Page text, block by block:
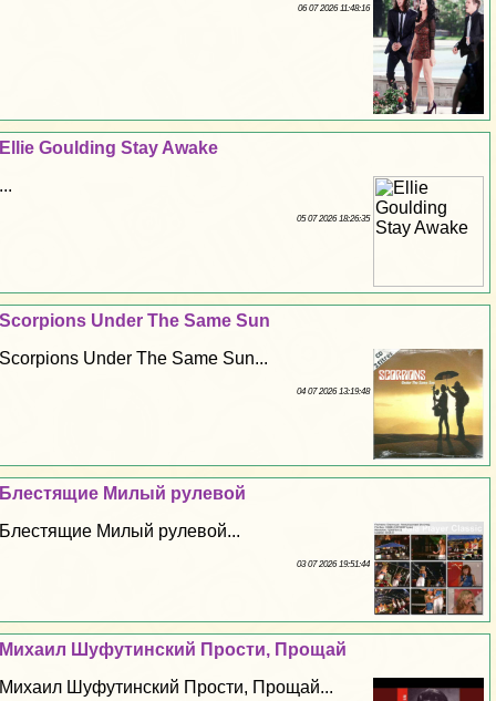
06 07 2026 11:48:16
Ellie Goulding Stay Awake
...
05 07 2026 18:26:35
Scorpions Under The Same Sun
Scorpions Under The Same Sun...
04 07 2026 13:19:48
Блестящие Милый рулевой
Блестящие Милый рулевой...
03 07 2026 19:51:44
Михаил Шуфутинский Прости, Прощай
Михаил Шуфутинский Прости, Прощай...